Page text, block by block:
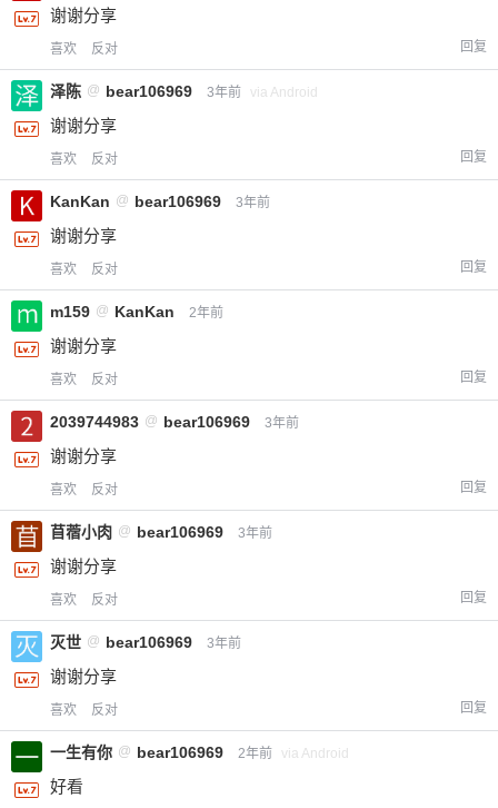
20 元
谢谢分享
喜欢 反对 回复
泽陈 @ bear106969 3年前 via Android
谢谢分享
喜欢 反对 回复
KanKan @ bear106969 3年前
谢谢分享
喜欢 反对 回复
m159 @ KanKan 2年前
谢谢分享
喜欢 反对 回复
2039744983 @ bear106969 3年前
谢谢分享
喜欢 反对 回复
苜蓿小肉 @ bear106969 3年前
谢谢分享
喜欢 反对 回复
灭世 @ bear106969 3年前
谢谢分享
喜欢 反对 回复
一生有你 @ bear106969 2年前 via Android
好看